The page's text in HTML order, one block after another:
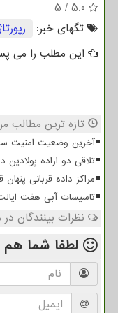
5.0
/
5
تگهای خبر:
این مطلب را می
تازه ترین مطالب
آخرین وضعیت امنیت
تلاقی دو اراده
مراکز داده قربانی
تاسیسات آبی هفت
نظرات بینندگان
لطفا شما هم